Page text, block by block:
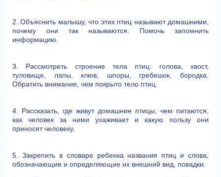
2. Объяснить малышу, что этих птиц называют домашними,
почему они так называются. Помочь запомнить
информацию.
3. Рассмотреть строение тела птиц: голова, хвост,
туловище, лапы, клюв, шпоры, гребешок, бородка.
Обратить внимание, чем покрыто тело птиц.
4. Рассказать, где живут домашние птицы, чем питаются,
как человек за ними ухаживает и какую пользу они
приносят человеку.
5. Закрепить в словаре ребенка названия птиц и слова,
обозначающие и определяющие их внешний вид, повадки.